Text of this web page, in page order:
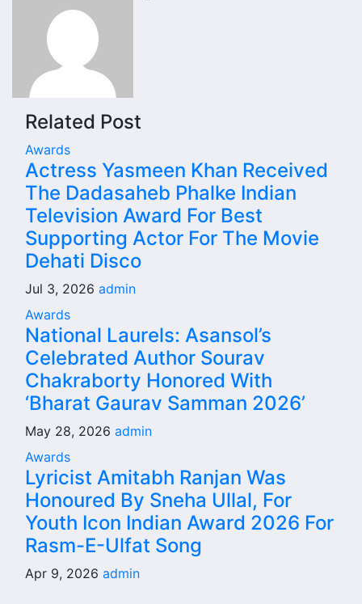
Related Post
Awards
Actress Yasmeen Khan Received
The Dadasaheb Phalke Indian
Television Award For Best
Supporting Actor For The Movie
Dehati Disco
Jul 3, 2026 admin
Awards
National Laurels: Asansol’s
Celebrated Author Sourav
Chakraborty Honored With
‘Bharat Gaurav Samman 2026’
May 28, 2026 admin
Awards
Lyricist Amitabh Ranjan Was
Honoured By Sneha Ullal, For
Youth Icon Indian Award 2026 For
Rasm-E-Ulfat Song
Apr 9, 2026 admin